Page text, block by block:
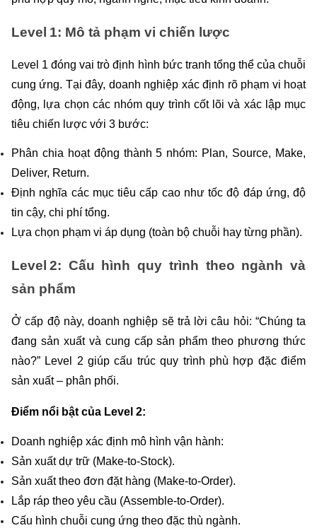
Level 1: Mô tả phạm vi chiến lược
Level 1 đóng vai trò định hình bức tranh tổng thể của chuỗi
cung ứng. Tại đây, doanh nghiệp xác định rõ phạm vi hoạt
động, lựa chọn các nhóm quy trình cốt lõi và xác lập mục
tiêu chiến lược với 3 bước:
Phân chia hoạt động thành 5 nhóm: Plan, Source, Make,
Deliver, Return.
Định nghĩa các mục tiêu cấp cao như tốc độ đáp ứng, độ
tin cậy, chi phí tổng.
Lựa chọn phạm vi áp dụng (toàn bộ chuỗi hay từng phần).
Level 2: Cấu hình quy trình theo ngành và
sản phẩm
Ở cấp độ này, doanh nghiệp sẽ trả lời câu hỏi: “Chúng ta
đang sản xuất và cung cấp sản phẩm theo phương thức
nào?” Level 2 giúp cấu trúc quy trình phù hợp đặc điểm
sản xuất – phân phối.
Điểm nổi bật của Level 2:
Doanh nghiệp xác định mô hình vận hành:
Sản xuất dự trữ (Make-to-Stock).
Sản xuất theo đơn đặt hàng (Make-to-Order).
Lắp ráp theo yêu cầu (Assemble-to-Order).
Cấu hình chuỗi cung ứng theo đặc thù ngành.